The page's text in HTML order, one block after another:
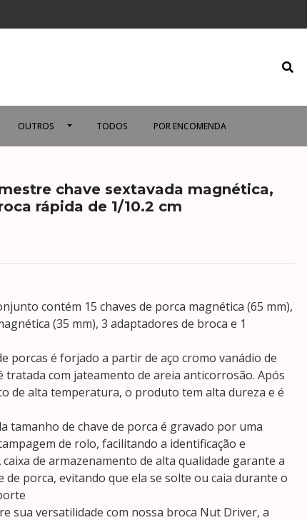
OUTROS TODOS POR ENCOMENDA
mestre chave sextavada magnética,
rápida de 1/10.2 cm
contém 15 chaves de porca magnética (65 mm),
(35 mm), 3 adaptadores de broca e 1
porcas é forjado a partir de aço cromo vanádio de
tratada com jateamento de areia anticorrosão. Após
de alta temperatura, o produto tem alta dureza e é
tamanho de chave de porca é gravado por uma
de rolo, facilitando a identificação e
de armazenamento de alta qualidade garante a
de porca, evitando que ela se solte ou caia durante o
sua versatilidade com nossa broca Nut Driver, a